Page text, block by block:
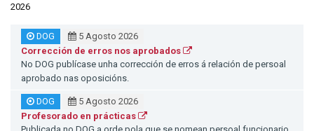
2026
DOG
5 Agosto 2026
Corrección de erros nos aprobados
No DOG publícase unha corrección de erros á relación de persoal
aprobado nas oposicións.
DOG
5 Agosto 2026
Profesorado en prácticas